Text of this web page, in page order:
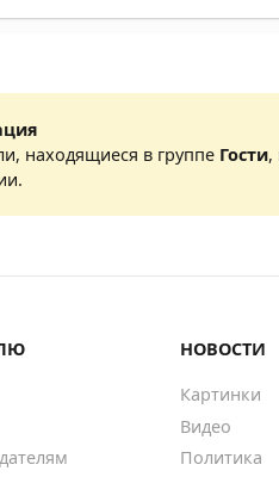
находящиеся в группе Гости,
НОВОСТИ
Картинки
Видео
Политика